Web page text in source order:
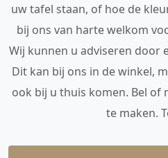
uw tafel staan, of hoe de
bij ons van harte welkom
Wij kunnen u adviseren door
Dit kan bij ons in de winkel,
ook bij u thuis komen. Bel of
te maken.